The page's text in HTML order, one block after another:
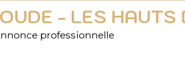
- LES
professionnelle